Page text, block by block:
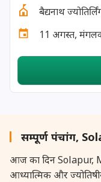
25 August, 2026
27 August, 2026
27 August, 2026
बैद्यनाथ
11 अगस्त,
सम्पूर्ण पंचांग,
आज का दिन Solapur,
आध्यात्मिक और